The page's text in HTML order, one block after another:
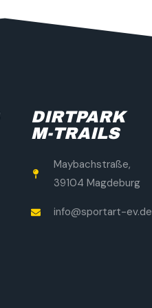
DIRTPARK
M-TRAILS
Maybachstraße,
39104 Magdeburg
info@sportart-ev.de